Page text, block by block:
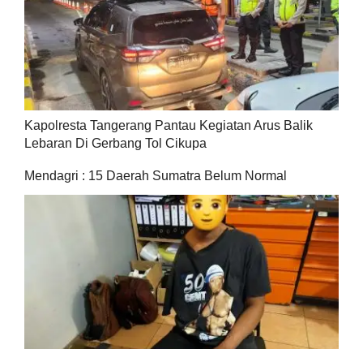
Kapolresta Tangerang Pantau Kegiatan Arus Balik
Lebaran Di Gerbang Tol Cikupa
Mendagri : 15 Daerah Sumatra Belum Normal